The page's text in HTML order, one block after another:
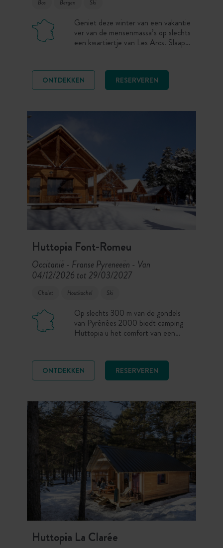
Bos Bergen Ski
Geniet deze winter van een vakantie
ver van de mensenmassa’s op slechts
een kwartiertje van Les Arcs. Slaap
lekker sneeuwkamperen.
ONTDEKKEN RESERVEREN
Huttopia Font-Romeu
Occitanië - Franse Pyreneeën - Van
04/12/2026 tot 29/03/2027
Chalet Houtkachel Ski
Op slechts 300 m van de gondels
van Pyrénées 2000 biedt camping
Huttopia u het comfort van een
unieke winterervaring. Beleef de
winter anders in Font-Romeu, in de
Catalaanse Pyreneeën: meer dan
hoogte van 1800 m en de magie van
de sneeuw.
ONTDEKKEN RESERVEREN
Huttopia La Clarée